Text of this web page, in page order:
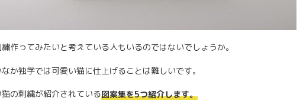
作ってみたいと考えている人もいるのではないでしょうか。
か独学では可愛い猫に仕上げることは難しいです。
の刺繍が紹介されている図案集を5つ紹介します。